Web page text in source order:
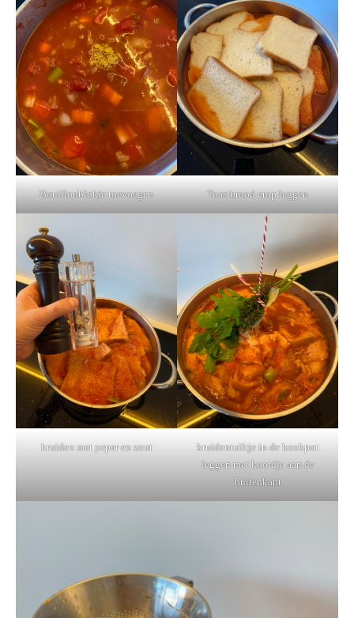
Bouillonblokje toevoegen Toastbrood erop leggen
kruiden met peper en zout
kruidentuiltje in de kookpot
leggen met koordje aan de
buitenkant